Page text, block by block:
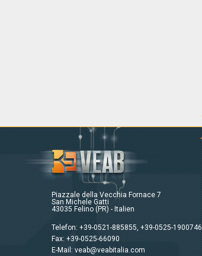
Piazzale della Vecchia Fornace 7
San Michele Gatti
43035 Felino (PR) - Italien
Telefon: +39-0521-885855 +39-0525-1900746
Fax: +39-0525-66090
E-Mail: veab@veabitalia.com